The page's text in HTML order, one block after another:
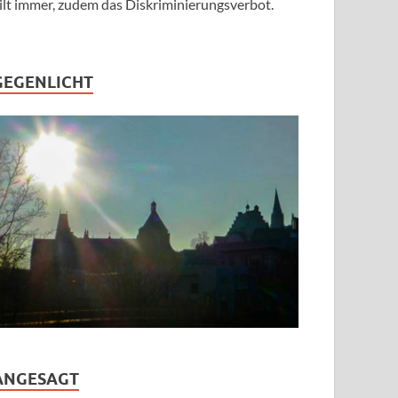
immer, zudem das Diskriminierungsverbot.